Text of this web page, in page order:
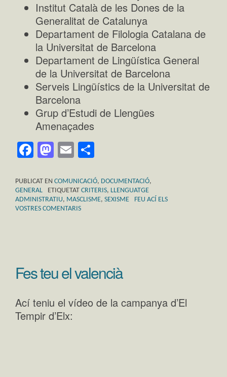
Institut Català de les Dones de la
Generalitat de Catalunya
Departament de Filologia Catalana de
la Universitat de Barcelona
Departament de Lingüística General
de la Universitat de Barcelona
Serveis Lingüístics de la Universitat de
Barcelona
Grup d’Estudi de Llengües
Amenaçades
Facebook
Mastodon
Email
PUBLICAT EN COMUNICACIÓ, DOCUMENTACIÓ,
GENERAL
ETIQUETAT CRITERIS, LLENGUATGE
ADMINISTRATIU, MASCLISME, SEXISME
FEU ACÍ ELS
VOSTRES COMENTARIS
Fes teu el valencià
Ací teniu el vídeo de la campanya d’El
Tempir d’Elx: